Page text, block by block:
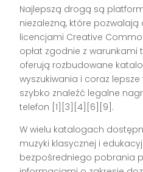
Najlepszą drogą są
niezależną, które
licencjami Creative
opłat zgodnie z warunkami
oferują rozbudowane
wyszukiwania i coraz
szybko znaleźć legalne
telefon [1][3][4][6][9].
W wielu katalogach
muzyki klasycznej i
bezpośredniego pobrania